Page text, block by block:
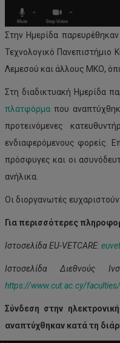
Στην Ημερίδα
Τεχνολογικό Πανεπιστήμιο
Λεμεσού και άλλους ΜΚΟ,
Στη διαδικτυακή Ημερίδα
πλατφόρμαπου
προτεινόμενες
ενδιαφερόμενους φορείς.
πρόσφυγες και οι
ανήλικα.
Οι διοργανωτές
Για περισσότερες
Ιστοσελίδα EU-VETCARE:
Ιστοσελίδα Διεθνούς
https://www.cut.ac. cy/faculties/
Σύνδεση στην
αναπτύχθηκαν κατά τη